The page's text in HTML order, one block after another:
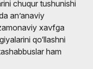
chuqur tushunishi
an’anaviy
xavfga
qo‘llashni
ham